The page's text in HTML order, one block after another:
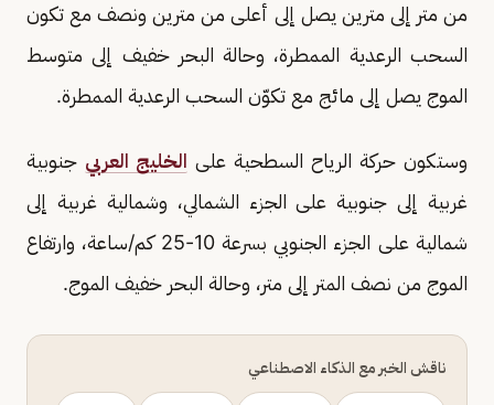
من متر إلى مترين يصل إلى أعلى من مترين ونصف مع تكون
السحب الرعدية الممطرة، وحالة البحر خفيف إلى متوسط
الموج يصل إلى مائج مع تكوّن السحب الرعدية الممطرة.
وستكون حركة الرياح السطحية على الخليج العربي جنوبية
غربية إلى جنوبية على الجزء الشمالي، وشمالية غربية إلى
شمالية على الجزء الجنوبي بسرعة 10-25 كم/ساعة، وارتفاع
الموج من نصف المتر إلى متر، وحالة البحر خفيف الموج.
ناقش الخبر مع الذكاء الاصطناعي